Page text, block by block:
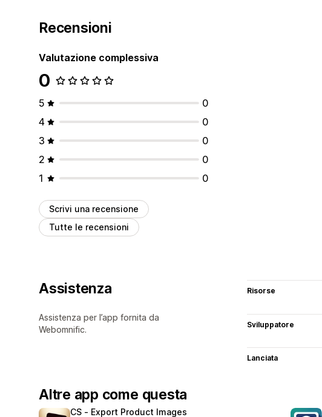
Recensioni
Valutazione complessiva
0
5
0
4
0
3
0
2
0
1
0
Scrivi una recensione
Tutte le recensioni
Assistenza
Assistenza per l’app fornita da
Webomnific.
Risorse
Sviluppatore
Lanciata
Altre app come questa
CS ‑ Export Product Images